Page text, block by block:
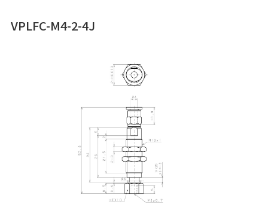
VPLFC-M4-2-4J